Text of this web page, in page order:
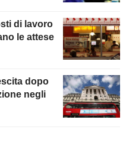
di lavoro
le attese
dopo
negli